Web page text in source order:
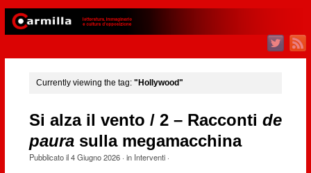
Currently viewing the tag: "Hollywood"
Si alza il vento / 2 – Racconti de
paurasulla megamacchina
Pubblicato il4 Giugno 2026· in Interventi·